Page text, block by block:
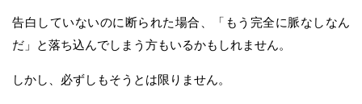
告白していないのに断られた場合、「もう完全に脈なしなん
だ」と落ち込んでしまう方もいるかもしれません。
しかし、必ずしもそうとは限りません。